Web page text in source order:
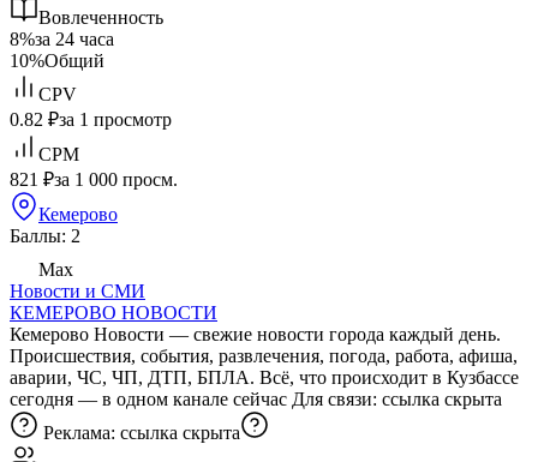
Вовлеченность
8%за 24 часа
10%Общий
CPV
0.82 ₽за 1 просмотр
CPM
821 ₽за 1 000 просм.
Кемерово
Баллы: 2
Max
Новости и СМИ
КЕМЕРОВО НОВОСТИ
Кемерово Новости — свежие новости города каждый день.
Происшествия, события, развлечения, погода, работа, афиша,
аварии, ЧС, ЧП, ДТП, БПЛА. Всё, что происходит в Кузбассе
сегодня — в одном канале сейчас Для связи: ссылка скрыта
Реклама: ссылка скрыта